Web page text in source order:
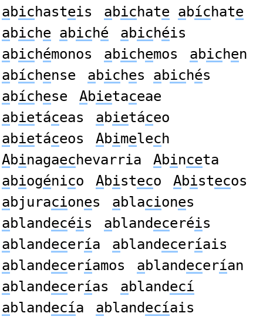
abichasteis abichate abíchate
abiche abiché abichéis
abichémonos abichemos abichen
abíchense abiches abichés
abíchese Abietaceae
abietáceas abietáceo
abietáceos Abimelech
Abinagaechevarria Abinceta
abiogénico Abisteco Abistecos
abjuraciones ablaciones
ablandecéis ablandeceréis
ablandecería ablandeceríais
ablandeceríamos ablandecerían
ablandecerías ablandecí
ablandecía ablandecíais